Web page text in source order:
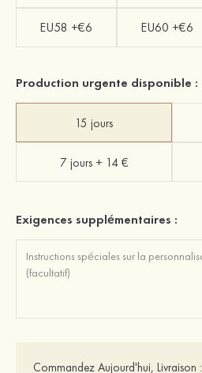
EU58 +€6 EU60 +€6
Production urgente disponible :
15 jours
7 jours + 14 €
Exigences supplémentaires :
Commandez Aujourd'hui, Livraison :